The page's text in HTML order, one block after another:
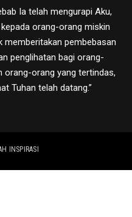
Ia telah mengurapi Aku,
orang-orang miskin
memberitakan pembebasan
penglihatan bagi orang-
orang-orang yang tertindas,
Tuhan telah datang.”
INSPIRASI